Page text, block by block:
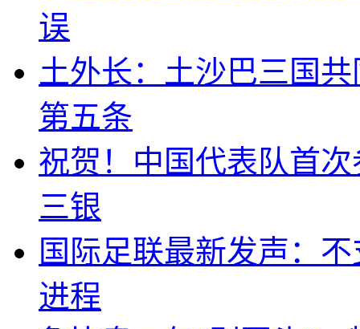
误
土外长：土沙巴三国
第五条
祝贺！中国代表队首
三银
国际足联最新发声：
进程